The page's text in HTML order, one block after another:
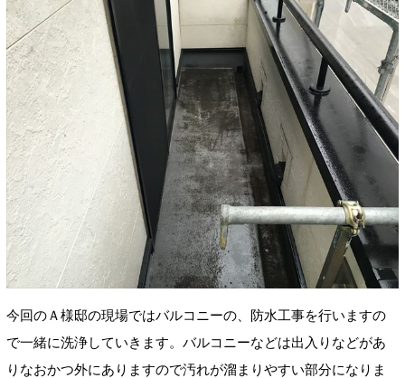
今回のＡ様邸の現場ではバルコニーの、防水工事を行いますの
で一緒に洗浄していきます。バルコニーなどは出入りなどがあ
りなおかつ外にありますので汚れが溜まりやすい部分になりま